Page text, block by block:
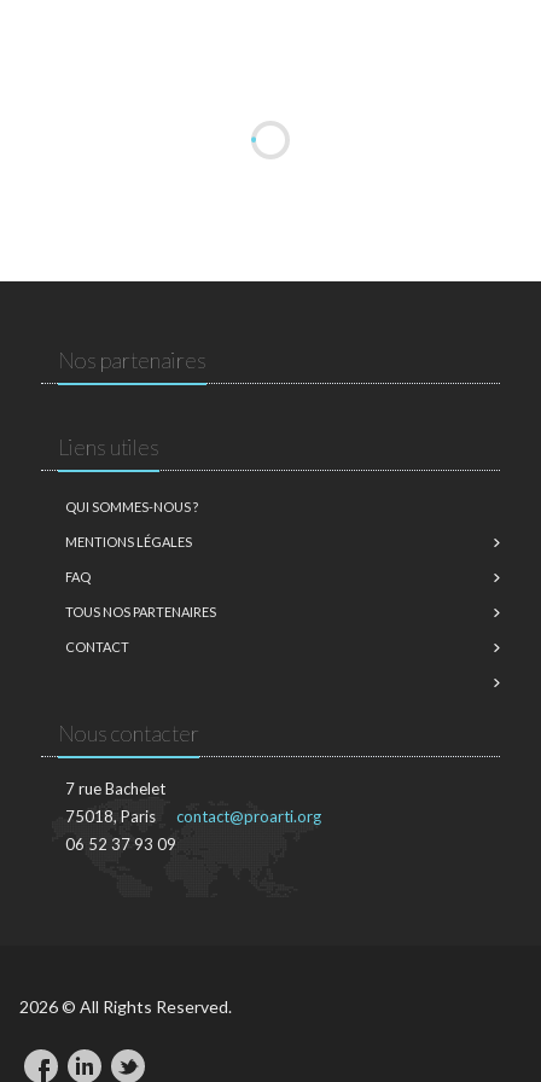
Nos partenaires
Liens utiles
QUI SOMMES-NOUS ?
MENTIONS LÉGALES
FAQ
TOUS NOS PARTENAIRES
CONTACT
Nous contacter
7 rue Bachelet
75018, Paris
06 52 37 93 09
contact@proarti.org
2026 © All Rights Reserved.